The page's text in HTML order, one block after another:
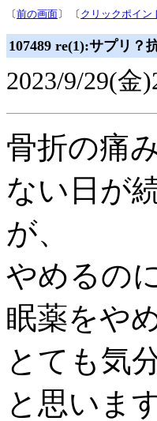
〔前の画面〕 〔 クリックポイン
107489 re(1):サプリ？
2023/9/29(金
骨折の痛
ない日が
が、
やめるの
眠薬をや
とても気
と思います